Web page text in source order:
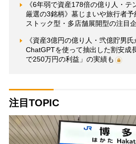
《6年弱で資産178倍の億り人・テ
厳選の3銘柄》墓じまいや旅行者
ストック型・多店舗展開型の注目
《資産3億円の億り人・弐億貯男氏
ChatGPTを使って抽出した割安成
で250万円の利益」の実績も
注目TOPIC